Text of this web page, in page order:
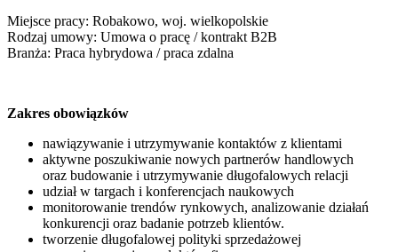
Miejsce pracy: Robakowo, woj. wielkopolskie
Rodzaj umowy: Umowa o pracę / kontrakt B2B
Branża: Praca hybrydowa / praca zdalna
Zakres obowiązków
nawiązywanie i utrzymywanie kontaktów z klientami
aktywne poszukiwanie nowych partnerów handlowych
oraz budowanie i utrzymywanie długofalowych relacji
udział w targach i konferencjach naukowych
monitorowanie trendów rynkowych, analizowanie działań
konkurencji oraz badanie potrzeb klientów.
tworzenie długofalowej polityki sprzedażowej